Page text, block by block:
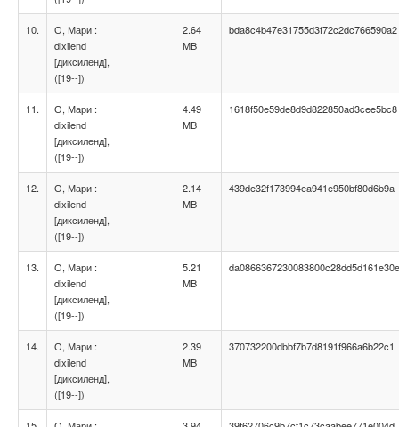
10.
О, Мари :
dixilend
[диксиленд],
([19--])
2.64
MB
bda8c4b47e31755d3f72c2dc766590a2
11.
О, Мари :
dixilend
[диксиленд],
([19--])
4.49
MB
1618f50e59de8d9d822850ad3cee5bc8
12.
О, Мари :
dixilend
[диксиленд],
([19--])
2.14
MB
439de32f173994ea941e950bf80d6b9a
13.
О, Мари :
dixilend
[диксиленд],
([19--])
5.21
MB
da0866367230083800c28dd5d161e30e
14.
О, Мари :
dixilend
[диксиленд],
([19--])
2.39
MB
370732200dbbf7b7d8191f966a6b22c1